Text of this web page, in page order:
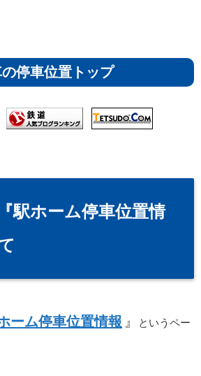
の停車位置トップ
駅ホーム停車位置情
ーム停車位置情報 』
というペー